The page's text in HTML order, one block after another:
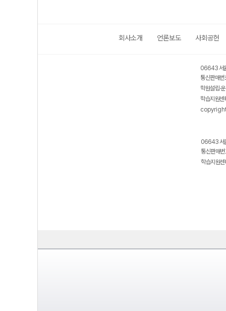
회사소개 언론보도 사회공헌
06643 서
통신판매
학원설립·
학습지원
06643 서
통신판매
학습지원